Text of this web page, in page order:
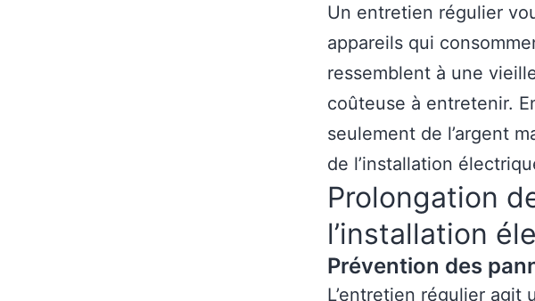
Un entretien régulier
appareils qui
ressemblent à une
coûteuse à entretenir.
seulement de l’argent
de l’installation
Prolongation
l’installation
Prévention des
L’entretien régulier agit